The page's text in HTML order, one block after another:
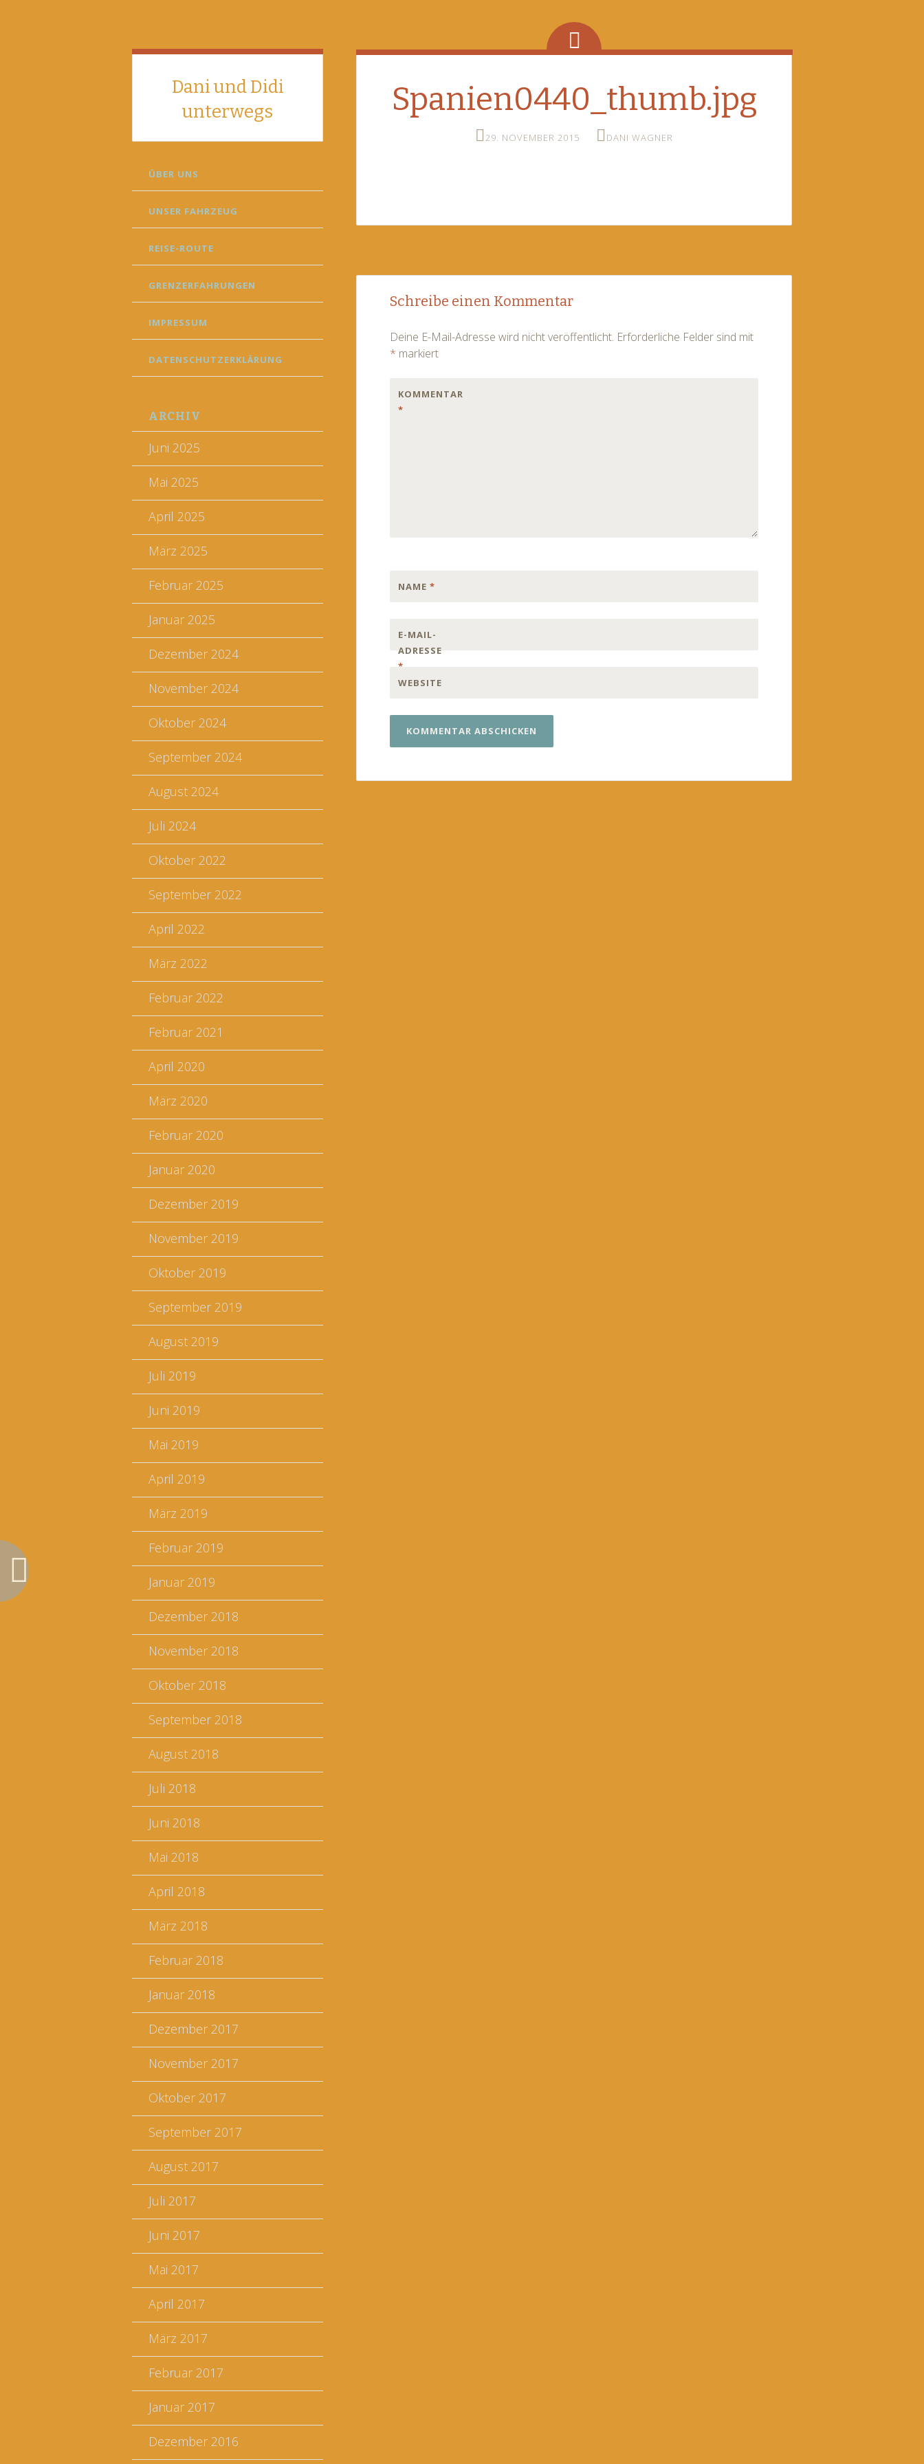
Dani und Didi
unterwegs
SKIP
TO
ÜBER UNS
UNSER FAHRZEUG
REISE-ROUTE
GRENZERFAHRUNGEN
IMPRESSUM
DATENSCHUTZERKLÄRUNG
ARCHIV
Juni 2025
Mai 2025
April 2025
März 2025
Februar 2025
Januar 2025
Dezember 2024
November 2024
Oktober 2024
September 2024
August 2024
Juli 2024
Oktober 2022
September 2022
April 2022
März 2022
Februar 2022
Februar 2021
April 2020
März 2020
Februar 2020
Januar 2020
Dezember 2019
November 2019
Oktober 2019
September 2019
August 2019
Juli 2019
Juni 2019
Mai 2019
April 2019
März 2019
Februar 2019
Januar 2019
Dezember 2018
November 2018
Oktober 2018
September 2018
August 2018
Juli 2018
Juni 2018
Mai 2018
April 2018
März 2018
Februar 2018
Januar 2018
Dezember 2017
November 2017
Oktober 2017
September 2017
August 2017
Juli 2017
Juni 2017
Mai 2017
April 2017
März 2017
Februar 2017
Januar 2017
Dezember 2016
Spanien0440_thumb.jpg
29. NOVEMBER 2015 DANI WAGNER
Post
Schreibe einen Kommentar
Deine E-Mail-Adresse wird nicht veröffentlicht. Erforderliche Felder sind mit
* markiert
KOMMENTAR
*
NAME*
E-MAIL-
ADRESSE
*
WEBSITE